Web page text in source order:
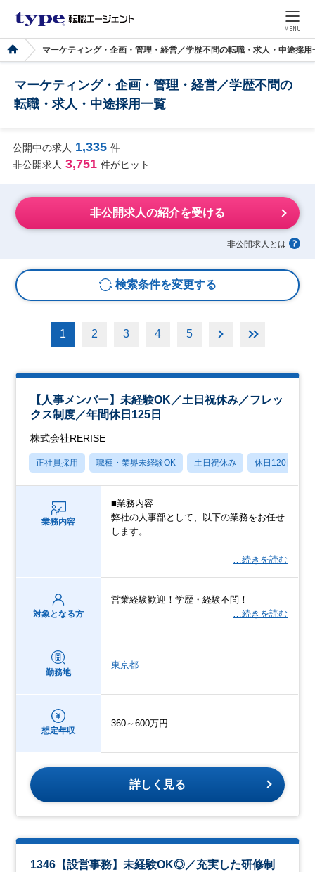
MENU
マーケティング・企画・管理・経営／学歴不問の転職・求人・中途採用
マーケティング・企画・管理・経営／学歴不問の
転職・求人・中途採用一覧
公開中の求人 1,335 件
非公開求人 3,751 件がヒット
非公開求人の紹介を受ける
非公開求人とは
検索条件を変更する
1 2 3 4 5
【人事メンバー】未経験OK／土日祝休み／フレッ
クス制度／年間休日125日
株式会社RERISE
正社員採用 職種・業界未経験OK 土日祝休み 休日120日以上
業務内容
■業務内容
弊社の人事部として、以下の業務をお任せ
します。
…続きを読む
対象となる方
営業経験歓迎！学歴・経験不問！
…続きを読む
勤務地
東京都
想定年収
360～600万円
詳しく見る
1346【設営事務】未経験OK◎／充実した研修制